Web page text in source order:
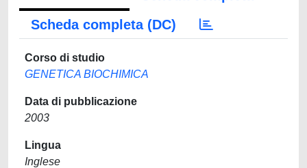
Scheda completa (DC)
Corso di studio
GENETICA BIOCHIMICA
Data di pubblicazione
2003
Lingua
Inglese